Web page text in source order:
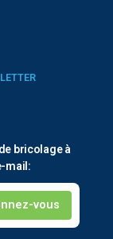
bricolage à
mail: